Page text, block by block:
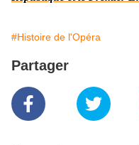
#Histoire de l'Opéra
Partager